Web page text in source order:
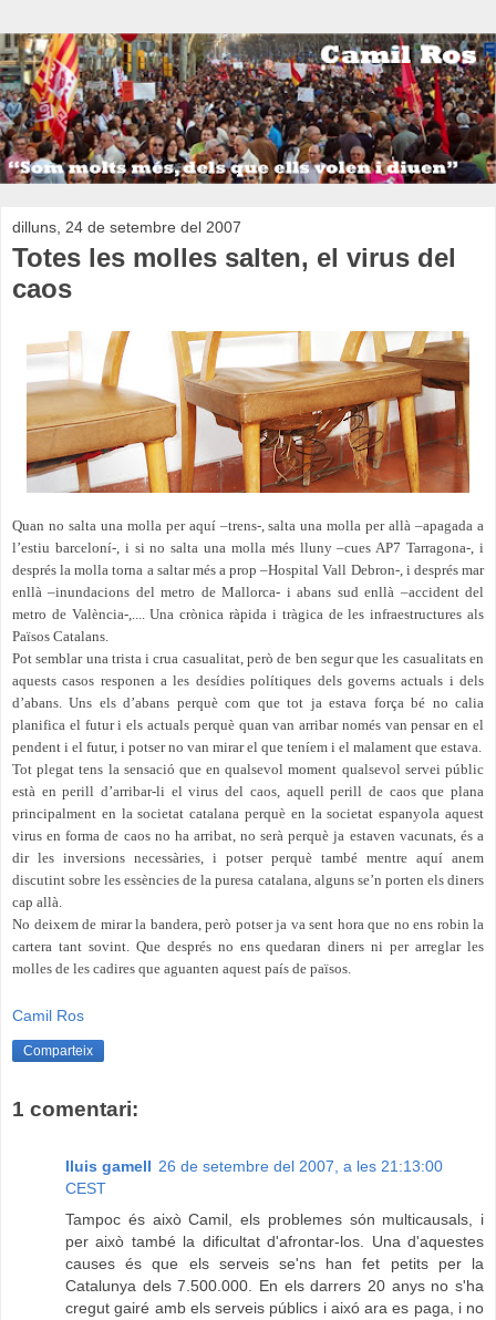
dilluns, 24 de setembre del 2007
Totes les molles salten, el virus del
caos
Quan no salta una molla per aquí –trens-, salta una molla per allà –apagada a
l’estiu barceloní-, i si no salta una molla més lluny –cues AP7 Tarragona-, i
després la molla torna a saltar més a prop –Hospital Vall Debron-, i després mar
enllà –inundacions del metro de Mallorca- i abans sud enllà –accident del
metro de València-,.... Una crònica ràpida i tràgica de les infraestructures als
Països Catalans.
Pot semblar una trista i crua casualitat, però de ben segur que les casualitats en
aquests casos responen a les desídies polítiques dels governs actuals i dels
d’abans. Uns els d’abans perquè com que tot ja estava força bé no calia
planifica el futur i els actuals perquè quan van arribar només van pensar en el
pendent i el futur, i potser no van mirar el que teníem i el malament que estava.
Tot plegat tens la sensació que en qualsevol moment qualsevol servei públic
està en perill d’arribar-li el virus del caos, aquell perill de caos que plana
principalment en la societat catalana perquè en la societat espanyola aquest
virus en forma de caos no ha arribat, no serà perquè ja estaven vacunats, és a
dir les inversions necessàries, i potser perquè també mentre aquí anem
discutint sobre les essències de la puresa catalana, alguns se’n porten els diners
cap allà.
No deixem de mirar la bandera, però potser ja va sent hora que no ens robin la
cartera tant sovint. Que després no ens quedaran diners ni per arreglar les
molles de les cadires que aguanten aquest país de països.
Camil Ros
Comparteix
1 comentari:
lluis gamell 26 de setembre del 2007, a les 21:13:00
CEST
Tampoc és això Camil, els problemes són multicausals, i
per això també la dificultat d'afrontar-los. Una d'aquestes
causes és que els serveis se'ns han fet petits per la
Catalunya dels 7.500.000. En els darrers 20 anys no s'ha
cregut gairé amb els serveis públics i aixó ara es paga, i no